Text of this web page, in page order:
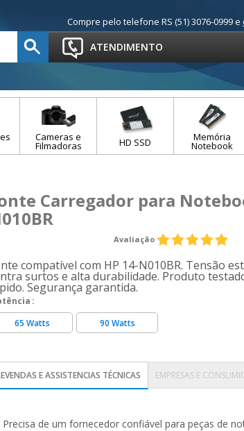
Compre pelo telefone RS (51) 3076-0999 e
ATENDIMENTO
Cameras e
Filmadoras HD SSD Memória
Notebook
Carregador para
Avaliação
compatível com HP 14-N010BR. Tensão
surtos e alta durabilidade. Produto
Segurança garantida.
65 Watts
90 Watts
E ASSISTENCIAS TÉCNICAS
Precisa de um fornecedor confiável para peças de
EMPRESAS E